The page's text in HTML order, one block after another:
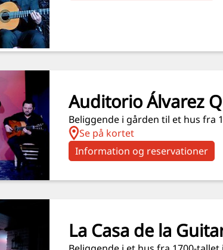
Auditorio Álvarez
Beliggende i gården til et hus fra
Se på kortet
Information og reservationer
La Casa de la